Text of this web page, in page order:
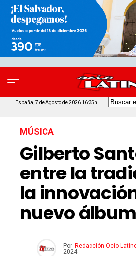
España, 7 de Agosto de 2026 16:35h
MÚSICA
Gilberto
entre la
la
nuevo álbum
Por Redacción Ocio
2024